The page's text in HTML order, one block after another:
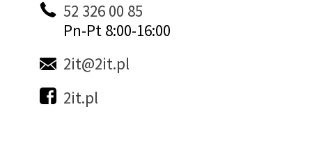
52 326 00 85
Pn-Pt 8:00-16:00
2it@2it.pl
2it.pl